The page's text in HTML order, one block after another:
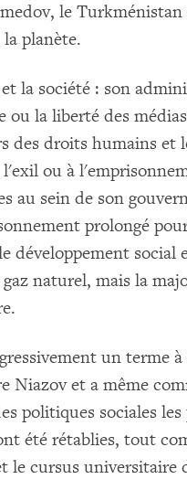
le Turkménistan
planète.
la société : son
la liberté des
des droits humains et
ou à
au sein de son
prolongé
développement social
naturel, mais la
un terme
Niazov et a même
politiques sociales
été rétablies, tout
le cursus universitaire